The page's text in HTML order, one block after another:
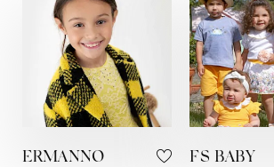
ERMANNO
FS BABY